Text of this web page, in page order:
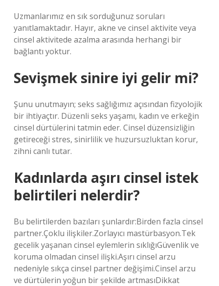
Uzmanlarımız en sık sorduğunuz soruları
yanıtlamaktadır. Hayır, akne ve cinsel aktivite veya
cinsel aktivitede azalma arasında herhangi bir
bağlantı yoktur.
Sevişmek sinire iyi gelir mi?
Şunu unutmayın; seks sağlığımız açısından fizyolojik
bir ihtiyaçtır. Düzenli seks yaşamı, kadın ve erkeğin
cinsel dürtülerini tatmin eder. Cinsel düzensizliğin
getireceği stres, sinirlilik ve huzursuzluktan korur,
zihni canlı tutar.
Kadınlarda aşırı cinsel istek
belirtileri nelerdir?
Bu belirtilerden bazıları şunlardır:Birden fazla cinsel
partner.Çoklu ilişkiler.Zorlayıcı mastürbasyon.Tek
gecelik yaşanan cinsel eylemlerin sıklığıGüvenlik ve
koruma olmadan cinsel ilişki.Aşırı cinsel arzu
nedeniyle sıkça cinsel partner değişimi.Cinsel arzu
ve dürtülerin yoğun bir şekilde artmasıDikkat